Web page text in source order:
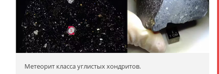
Метеорит класса углистых хондритов.